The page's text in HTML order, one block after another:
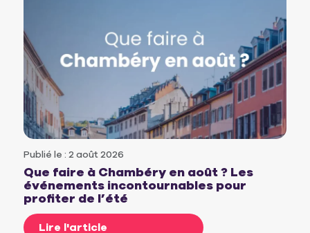
Publié le : 2 août 2026
Que faire à Chambéry en août ? Les
événements incontournables pour
profiter de l’été
Lire l'article